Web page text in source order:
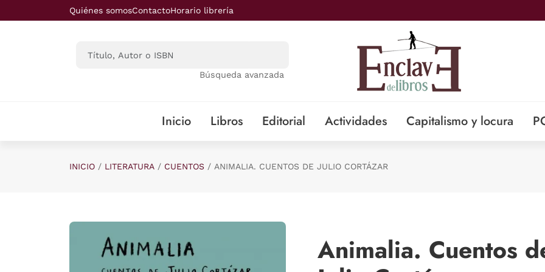
Saltar al contenido principal
Quiénes somosContactoHorario librería
Búsqueda avanzada
Inicio Libros Editorial Actividades Capitalismo y locura
INICIO LITERATURA CUENTOS ANIMALIA. CUENTOS DE JULIO CORTÁZAR
Animalia. Cuentos